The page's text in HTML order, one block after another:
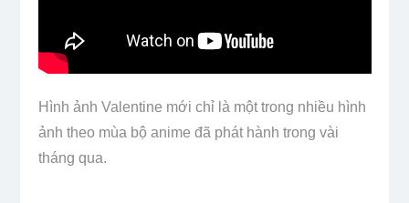
Hình ảnh Valentine mới chỉ là một trong nhiều hình
ảnh theo mùa bộ anime đã phát hành trong vài
tháng qua.